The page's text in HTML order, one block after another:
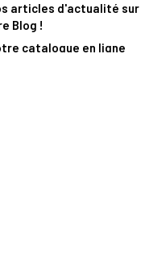
articles d'actualité sur
Blog !
catalogue en ligne